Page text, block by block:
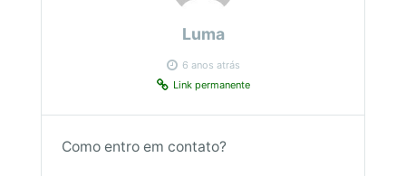
Luma
6 anos atrás
Link permanente
Como entro em contato?